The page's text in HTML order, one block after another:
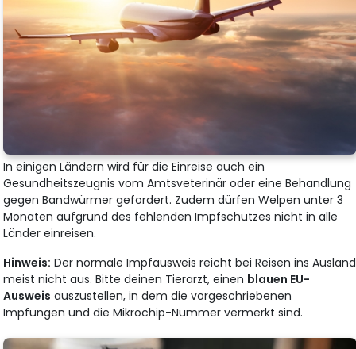
In einigen Ländern wird für die Einreise auch ein
Gesundheitszeugnis vom Amtsveterinär oder eine Behandlung
gegen Bandwürmer gefordert. Zudem dürfen Welpen unter 3
Monaten aufgrund des fehlenden Impfschutzes nicht in alle
Länder einreisen.
Hinweis: Der normale Impfausweis reicht bei Reisen ins Ausland
meist nicht aus. Bitte deinen Tierarzt, einen blauen EU-
Ausweis auszustellen, in dem die vorgeschriebenen
Impfungen und die Mikrochip-Nummer vermerkt sind.